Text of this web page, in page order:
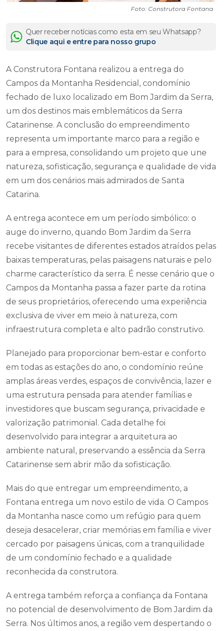
Foto: Construtora Fontana
Quer receber notícias como esta em seu Whatsapp?
Clique aqui e entre para nosso grupo
A Construtora Fontana realizou a entrega do
Campos da Montanha Residencial, condomínio
fechado de luxo localizado em Bom Jardim da Serra,
um dos destinos mais emblemáticos da Serra
Catarinense. A conclusão do empreendimento
representa um importante marco para a região e
para a empresa, consolidando um projeto que une
natureza, sofisticação, segurança e qualidade de vida
em um dos cenários mais admirados de Santa
Catarina.
A entrega acontece em um período simbólico: o
auge do inverno, quando Bom Jardim da Serra
recebe visitantes de diferentes estados atraídos pelas
baixas temperaturas, pelas paisagens naturais e pelo
charme característico da serra. É nesse cenário que o
Campos da Montanha passa a fazer parte da rotina
de seus proprietários, oferecendo uma experiência
exclusiva de viver em meio à natureza, com
infraestrutura completa e alto padrão construtivo.
Planejado para proporcionar bem-estar e conforto
em todas as estações do ano, o condomínio reúne
amplas áreas verdes, espaços de convivência, lazer e
uma estrutura pensada para atender famílias e
investidores que buscam segurança, privacidade e
valorização patrimonial. Cada detalhe foi
desenvolvido para integrar a arquitetura ao
ambiente natural, preservando a essência da Serra
Catarinense sem abrir mão da sofisticação.
Mais do que entregar um empreendimento, a
Fontana entrega um novo estilo de vida. O Campos
da Montanha nasce como um refúgio para quem
deseja desacelerar, criar memórias em família e viver
cercado por paisagens únicas, com a tranquilidade
de um condomínio fechado e a qualidade
reconhecida da construtora.
A entrega também reforça a confiança da Fontana
no potencial de desenvolvimento de Bom Jardim da
Serra. Nos últimos anos, a região vem despertando o